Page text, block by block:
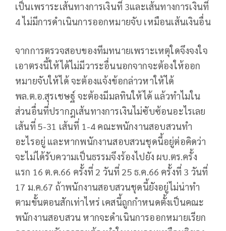
เป็นเพราระเส้นทางการเงินที่ 3และเส้นทางการเงินที่
4 ไม่มีการดำเนินการออกหมายจับ เหมือนเส้นเงินอื่น
จากการตรวจสอบของทีมทนายเพราะเหตุใดจึงจงใจ
เอาตรงนี้ให้ได้ไม่มีวาระอื่นนอกจากจะต้องให้ออก
หมายจับให้ได้ จะต้องแจ้งข้อกล่าวหาให้ได้
พล.ต.อ.สุรเชษฐ์ จะต้องมีมลทินให้ได้ แล้วทำไมใน
ส่วนอื่นที่ปรากฎเส้นทางการเงินไม่ซับซ้อนอะไรเลย
เส้นที่ 5-31 เส้นที่ 1-4 คณะพนักงานสอบสวนทำ
อะไรอยู่ และหากพนักงานสอบสวนชุดนี้อยู่ต่อคิดว่า
จะไม่ได้รับความเป็นธรรมจึงร้องไปยัง ผบ.ตร.ครั้ง
แรก 16 ต.ค.66 ครั้งที่ 2 วันที่ 25 ธ.ค.66 ครั้งที่ 3 วันที่
17 ม.ค.67 ถ้าพนักงานสอบสวนชุดนี้ยังอยู่ไม่น่าทำ
ตามขั้นตอนสักเท่าไหร่ เคสนี้ถูกกำหนดตั้งเป็นคณะ
พนักงานสอบสวน หากจะดำเนินการออกหมายเรียก